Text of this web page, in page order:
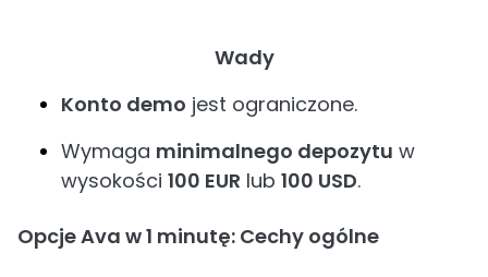
Wady
Konto demo jest ograniczone.
Wymaga minimalnego depozytu w
wysokości 100 EUR lub 100 USD.
Opcje Ava w 1 minutę: Cechy ogólne